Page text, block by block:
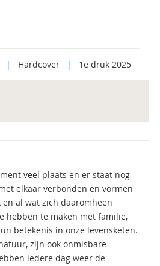
| Hardcover | 1e druk 2025
veel plaats en er staat nog
elkaar verbonden en vormen
al wat zich daaromheen
hebben te maken met familie,
betekenis in onze levensketen.
zijn ook onmisbare
iedere dag weer de